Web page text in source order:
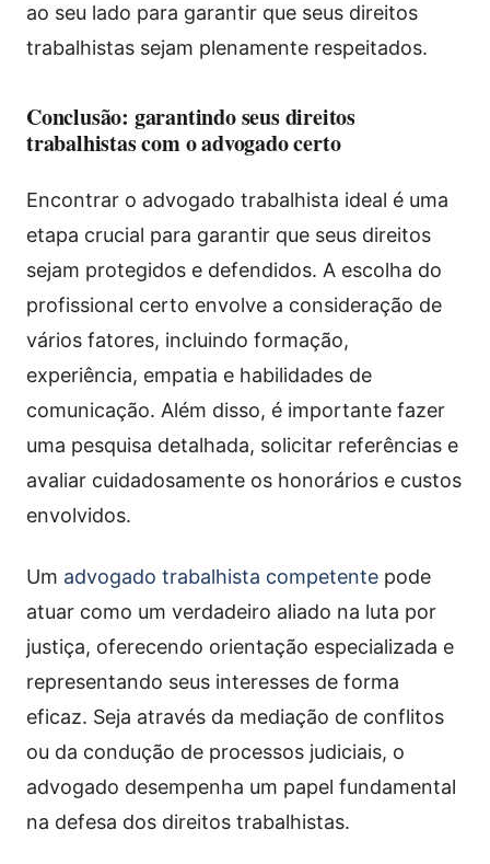
ao seu lado para garantir que seus direitos
trabalhistas sejam plenamente respeitados.
Conclusão: garantindo seus direitos
trabalhistas com o advogado certo
Encontrar o advogado trabalhista ideal é uma
etapa crucial para garantir que seus direitos
sejam protegidos e defendidos. A escolha do
profissional certo envolve a consideração de
vários fatores, incluindo formação,
experiência, empatia e habilidades de
comunicação. Além disso, é importante fazer
uma pesquisa detalhada, solicitar referências e
avaliar cuidadosamente os honorários e custos
envolvidos.
Um advogado trabalhista competente pode
atuar como um verdadeiro aliado na luta por
justiça, oferecendo orientação especializada e
representando seus interesses de forma
eficaz. Seja através da mediação de conflitos
ou da condução de processos judiciais, o
advogado desempenha um papel fundamental
na defesa dos direitos trabalhistas.